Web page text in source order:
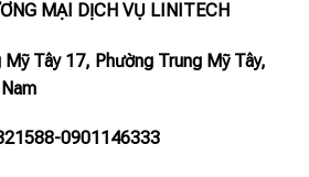
MẠI DỊCH VỤ LINITECH
Tây 17, Phường Trung Mỹ Tây,
0901146333